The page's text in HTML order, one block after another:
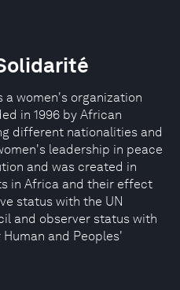
a women's organization
in 1996 by African
different nationalities and
leadership in peace
and was created in
in Africa and their effect
status with the UN
and observer status with
and Peoples'